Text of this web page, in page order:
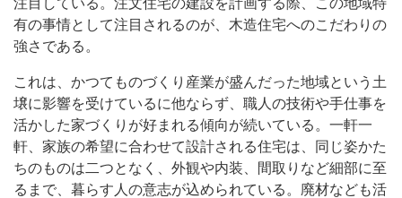
有の事情として注目されるのが、木造住宅へのこだわりの
強さである。
これは、かつてものづくり産業が盛んだった地域という土
壌に影響を受けているに他ならず、職人の技術や手仕事を
活かした家づくりが好まれる傾向が続いている。一軒一
軒、家族の希望に合わせて設計される住宅は、同じ姿かた
ちのものは二つとなく、外観や内装、間取りなど細部に至
るまで、暮らす人の意志が込められている。廃材なども活